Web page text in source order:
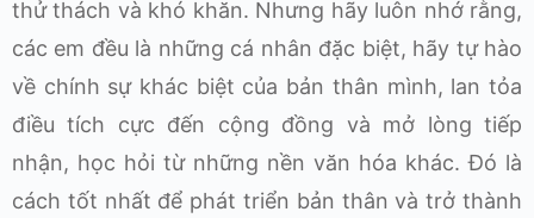
thử thách và khó khăn. Nhưng hãy luôn nhớ rằng,
các em đều là những cá nhân đặc biệt, hãy tự hào
về chính sự khác biệt của bản thân mình, lan tỏa
điều tích cực đến cộng đồng và mở lòng tiếp
nhận, học hỏi từ những nền văn hóa khác. Đó là
cách tốt nhất để phát triển bản thân và trở thành